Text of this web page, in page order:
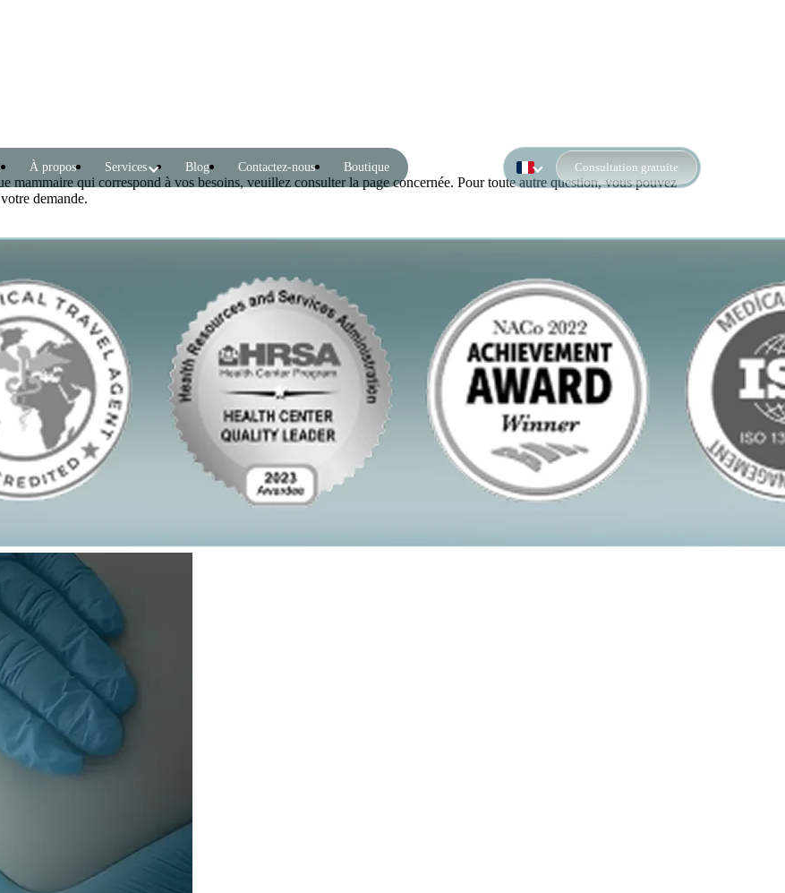
À propos Services Blog Contactez-nous Boutique Consultation gratuite
mammaire qui correspond à vos besoins, veuillez consulter la page concernée. Pour toute autre question, vous pouvez
demande.